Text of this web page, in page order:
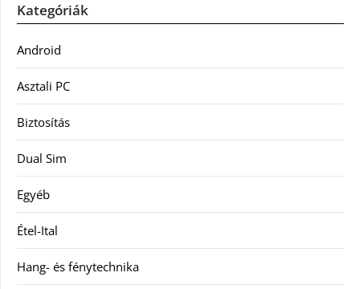
Kategóriák
Android
Asztali PC
Biztosítás
Dual Sim
Egyéb
Étel-Ital
Hang- és fénytechnika